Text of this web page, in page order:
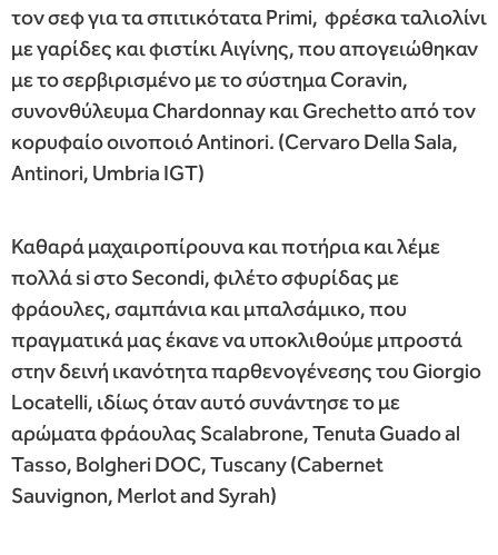
τον σεφ για τα σπιτικότατα Primi, φρέσκα ταλιολίνι
με γαρίδες και φιστίκι Αιγίνης, που απογειώθηκαν
με το σερβιρισμένο με το σύστημα Coravin,
συνονθύλευμα Chardonnay και Grechetto από τον
κορυφαίο οινοποιό Antinori. (Cervaro Della Sala,
Antinori, Umbria IGT)
Καθαρά μαχαιροπίρουνα και ποτήρια και λέμε
πολλά si στο Secondi, φιλέτο σφυρίδας με
φράουλες, σαμπάνια και μπαλσάμικο, που
πραγματικά μας έκανε να υποκλιθούμε μπροστά
στην δεινή ικανότητα παρθενογένεσης του Giorgio
Locatelli, ιδίως όταν αυτό συνάντησε το με
αρώματα φράουλας Scalabrone, Tenuta Guado al
Tasso, Bolgheri DOC, Tuscany (Cabernet
Sauvignon, Merlot and Syrah)